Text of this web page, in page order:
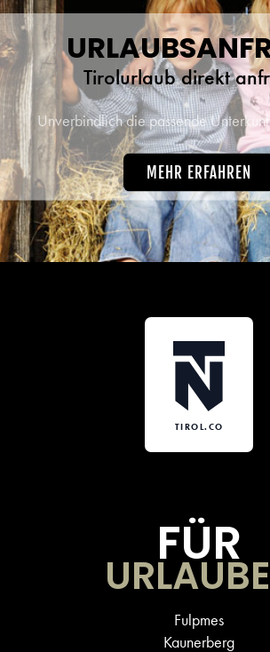
Tirolurlaub direkt
Unverbindlich die passende
MEHR ERFAHREN
TIROL.CO
FÜR
Fulpmes
Kaunerberg